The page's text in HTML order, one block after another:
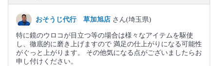
おそうじ代行 草加旭店 さん(埼玉県)
特に鏡のウロコが目立つ等の場合は様々なアイテムを駆使
し、徹底的に磨き上げますので 満足の仕上がりになる可能性
がぐっと上がります。 その他気になる点がございましたらお
申し付けください。